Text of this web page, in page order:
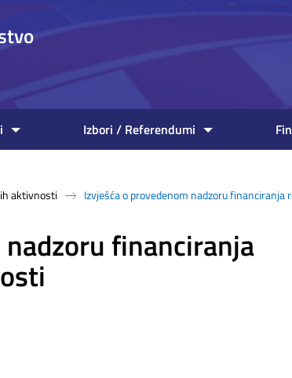
Izbori / Referendumi
aktivnosti Izvješća o provedenom nadzoru
financiranja